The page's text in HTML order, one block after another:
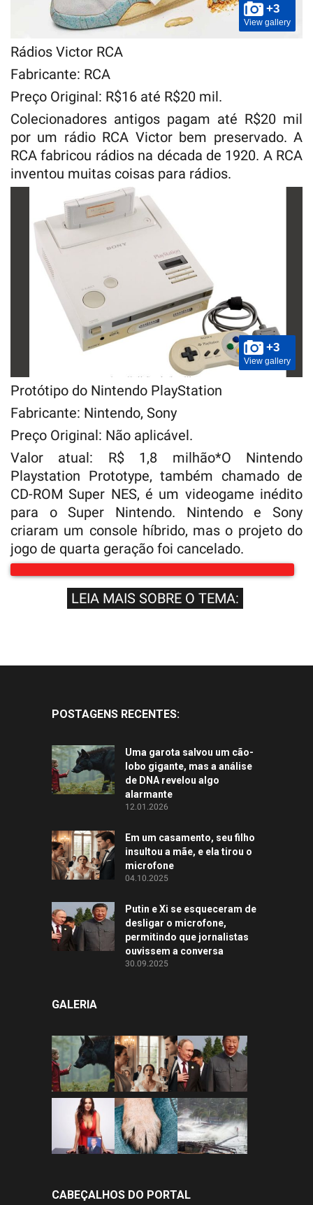
+3
View gallery
Rádios Victor RCA
Fabricante: RCA
Preço Original: R$16 até R$20 mil.
Colecionadores antigos pagam até R$20 mil
por um rádio RCA Victor bem preservado. A
RCA fabricou rádios na década de 1920. A RCA
inventou muitas coisas para rádios.
+3
View gallery
Protótipo do Nintendo PlayStation
Fabricante: Nintendo, Sony
Preço Original: Não aplicável.
Valor atual: R$ 1,8 milhão*O Nintendo
Playstation Prototype, também chamado de
CD-ROM Super NES, é um videogame inédito
para o Super Nintendo. Nintendo e Sony
criaram um console híbrido, mas o projeto do
jogo de quarta geração foi cancelado.
LEIA MAIS SOBRE O TEMA:
POSTAGENS RECENTES:
Uma garota salvou um cão-
lobo gigante, mas a análise
de DNA revelou algo
alarmante
12.01.2026
Em um casamento, seu filho
insultou a mãe, e ela tirou o
microfone
04.10.2025
Putin e Xi se esqueceram de
desligar o microfone,
permitindo que jornalistas
ouvissem a conversa
30.09.2025
GALERIA
CABEÇALHOS DO PORTAL